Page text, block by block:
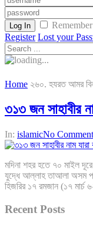
Log In
Register Lost your
Home ২৬০. হযরত আমর বিন
৩১৩ জন সাহাবীর
In: islamicNo
মদিনা শহর হতে ৭০ মাইল
যুদ্ধে আল্লাহ তাআলা অসম
হিজরির ১৭ রমজান (১৭ মার্চ
Recent Posts